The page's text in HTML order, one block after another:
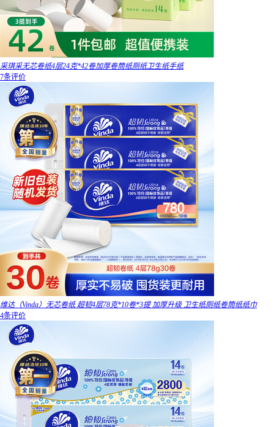
采琪采无芯卷纸4层24克*42卷加厚卷筒纸厕纸卫生纸手纸
7条评价
维达（Vinda）无芯卷纸 超韧4层78克*10卷*3提 加厚升级 卫生纸厕纸卷筒纸纸巾
4条评价